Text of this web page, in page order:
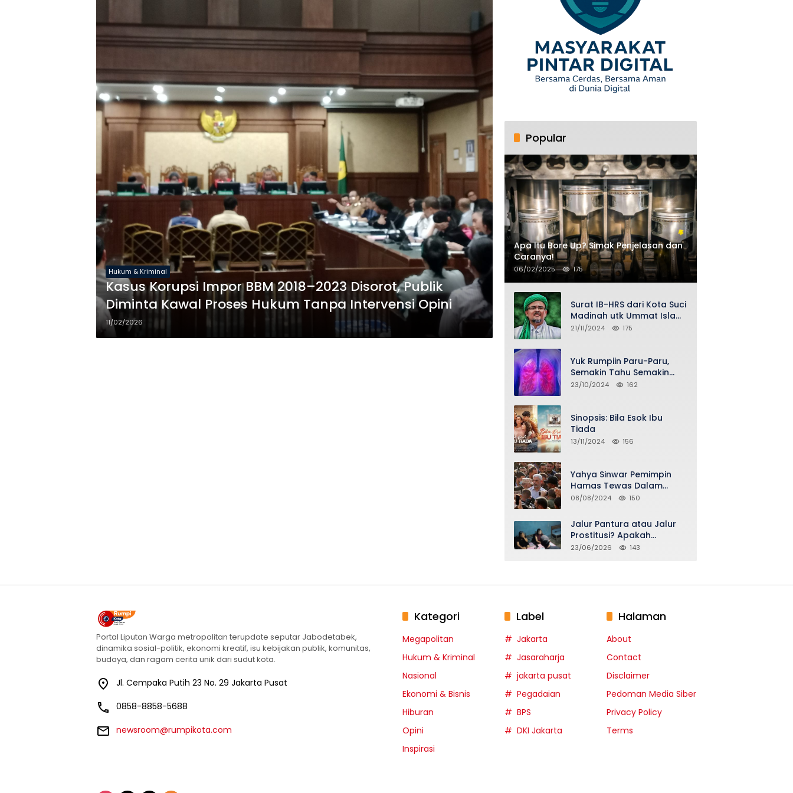
Hukum & Kriminal
Kasus Korupsi Impor BBM 2018–2023 Disorot, Publik
Diminta Kawal Proses Hukum Tanpa Intervensi Opini
11/02/2026
Popular
Apa Itu Bore Up? Simak Penjelasan dan
Caranya!
06/02/2025 175
Surat IB-HRS dari Kota Suci
Madinah utk Ummat Islam
Indonesia via Penasihat
Bantani
21/11/2024 175
Yuk Rumpiin Paru-Paru,
Semakin Tahu Semakin
Sehat Selalu
23/10/2024 162
Sinopsis: Bila Esok Ibu
Tiada
13/11/2024 156
Yahya Sinwar Pemimpin
Hamas Tewas Dalam
Serangan Israel di Gaza
08/08/2024 150
Jalur Pantura atau Jalur
Prostitusi? Apakah
Seidentik itu?
23/06/2026 143
Portal Liputan Warga metropolitan terupdate seputar Jabodetabek,
dinamika sosial-politik, ekonomi kreatif, isu kebijakan publik, komunitas,
budaya, dan ragam cerita unik dari sudut kota.
Jl. Cempaka Putih 23 No. 29 Jakarta Pusat
0858-8858-5688
newsroom@rumpikota.com
Kategori
Megapolitan
Hukum & Kriminal
Nasional
Ekonomi & Bisnis
Hiburan
Opini
Inspirasi
Label
Jakarta
Jasaraharja
jakarta pusat
Pegadaian
BPS
DKI Jakarta
Halaman
About
Contact
Disclaimer
Pedoman Media Siber
Privacy Policy
Terms